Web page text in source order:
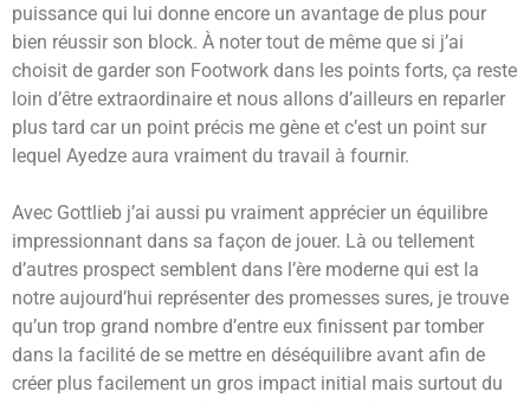
puissance qui lui donne encore un avantage de plus pour
bien réussir son block. À noter tout de même que si j’ai
choisit de garder son Footwork dans les points forts, ça reste
loin d’être extraordinaire et nous allons d’ailleurs en reparler
plus tard car un point précis me gène et c’est un point sur
lequel Ayedze aura vraiment du travail à fournir.
Avec Gottlieb j’ai aussi pu vraiment apprécier un équilibre
impressionnant dans sa façon de jouer. Là ou tellement
d’autres prospect semblent dans l’ère moderne qui est la
notre aujourd’hui représenter des promesses sures, je trouve
qu’un trop grand nombre d’entre eux finissent par tomber
dans la facilité de se mettre en déséquilibre avant afin de
créer plus facilement un gros impact initial mais surtout du